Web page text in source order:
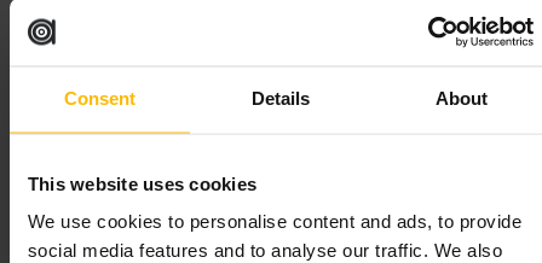
Consent Details About
This website uses cookies
We use cookies to personalise content and ads, to provide
social media features and to analyse our traffic. We also
dem. Ta med mobil eller kamera för snabba bilder, och tänk på barn
nära vattenkanten.
Samhälle och myndigheter•Bibliotek
4,5